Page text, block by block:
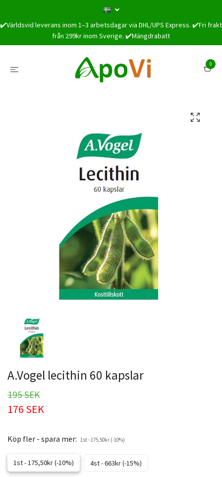
✔️Världsvid leverans inom 1–3 arbetsdagar via DHL/UPS Express. ✔️Fri frakt
från 299kr inom Sverige. ✔️Mängdrabatt
0
A.Vogel lecithin 60 kapslar
195 SEK
176 SEK
Köp fler - spara mer: 1st - 175,50kr (-10%)
1st - 175,50kr (-10%) 4st - 663kr (-15%)